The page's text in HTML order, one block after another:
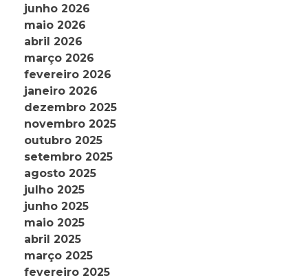
junho 2026
maio 2026
abril 2026
março 2026
fevereiro 2026
janeiro 2026
dezembro 2025
novembro 2025
outubro 2025
setembro 2025
agosto 2025
julho 2025
junho 2025
maio 2025
abril 2025
março 2025
fevereiro 2025